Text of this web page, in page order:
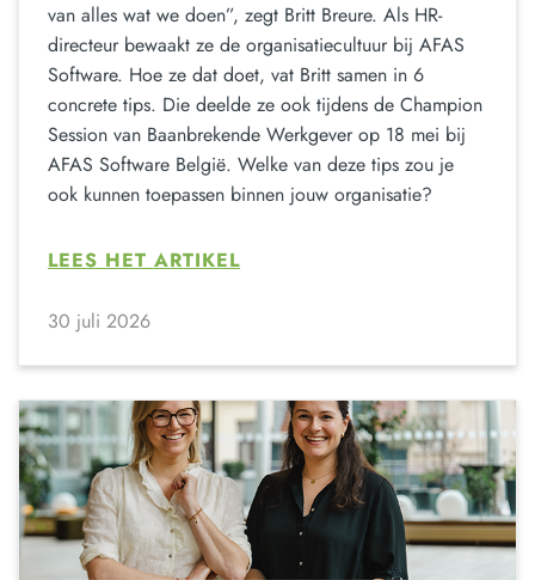
van alles wat we doen”, zegt Britt Breure. Als HR-
directeur bewaakt ze de organisatiecultuur bij AFAS
Software. Hoe ze dat doet, vat Britt samen in 6
concrete tips. Die deelde ze ook tijdens de Champion
Session van Baanbrekende Werkgever op 18 mei bij
AFAS Software België. Welke van deze tips zou je
ook kunnen toepassen binnen jouw organisatie?
LEES HET ARTIKEL
30 juli 2026